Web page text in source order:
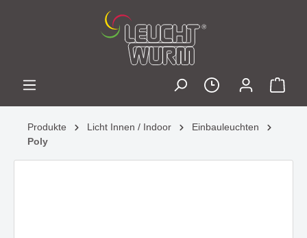
Produkte Licht Innen / Indoor
Einbauleuchten
Poly